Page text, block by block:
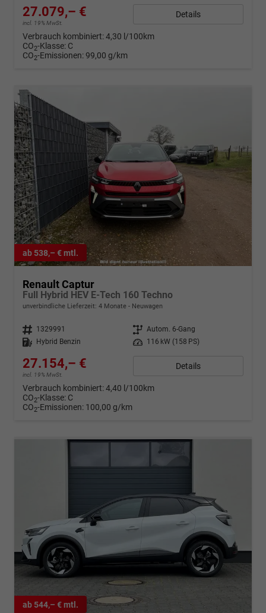
27.079,– €
incl. 19% MwSt.
Details
Verbrauch kombiniert:4,30 l/100km
CO2-Klasse: C
CO2-Emissionen:99,00 g/km
ab 538,– € mtl.
Renault Captur
Full Hybrid HEV E-Tech 160 Techno
unverbindliche Lieferzeit: 4 Monate Neuwagen
Fahrzeugnr. 1329991 Getriebe Autom. 6-Gang
Kraftstoff
Hybrid Benzin Leistung 116 kW (158 PS)
27.154,– €
incl. 19% MwSt.
Details
Verbrauch kombiniert:4,40 l/100km
CO2-Klasse: C
CO2-Emissionen: 100,00 g/km
ab 544,– € mtl.